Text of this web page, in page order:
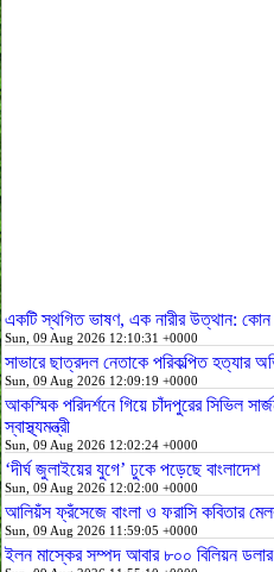
একটি স্থগিত ভাষণ, এক নারীর উত্থান: কোন
Sun, 09 Aug 2026 12:10:31 +0000
সাভারে ছাত্রদল নেতাকে পরিকল্পিত হত্যার
Sun, 09 Aug 2026 12:09:19 +0000
আকস্মিক পরিদর্শনে গিয়ে চাঁদপুরের সিভিল
স্বাস্থ্যমন্ত্রী
Sun, 09 Aug 2026 12:02:24 +0000
‘দীর্ঘ জুলাইয়ের যুগে’ ঢুকে পড়েছে বাংলাদেশ
Sun, 09 Aug 2026 12:02:00 +0000
আলিয়ঁস ফ্রঁসেজে বাংলা ও ফরাসি কবিতার
Sun, 09 Aug 2026 11:59:05 +0000
ইলন মাস্কের সম্পদ আবার ৮০০ বিলিয়ন